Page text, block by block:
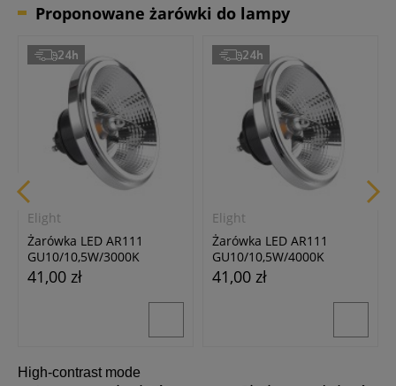
Proponowane żarówki do lampy
Elight
Żarówka LED AR111
GU10/10,5W/3000K
srebrna/czarna z
odbłyśnikiem
24h
41,00 zł
Elight
Żarówka LED AR111
GU10/10,5W/4000K
srebrna/czarna z
odbłyśnikiem
24h
41,00 zł
High-contrast mode